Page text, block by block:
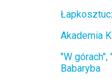
Akademia
"W
Babaryba